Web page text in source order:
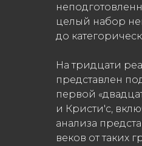
целый набор
до
На тридцати
представлен
первой
и Кристи'с,
анализа
веков от таких